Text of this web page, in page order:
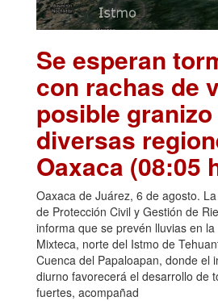
Se esperan
con rachas de
posible granizo
diversas
Oaxaca (08:05
Oaxaca de Juárez, 6 de agosto.
de Protección Civil y Gestión de
informa que se prevén lluvias en
Mixteca, norte del Istmo de
Cuenca del Papaloapan, donde el
diurno favorecerá el desarrollo de
fuertes, acompañad